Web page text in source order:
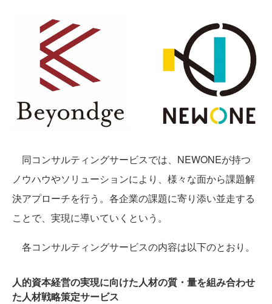
同コンサルティングサービスでは、NEWONEが持つ
ノウハウやソリューションにより、様々な面から課題解
決アプローチを行う。各企業の課題に寄り添い並走する
ことで、実現に導いていくという。
各コンサルティングサービスの内容は以下のとおり。
人的資本経営の実現に向けた人材の質・量を組み合わせ
た人材戦略策定サービス